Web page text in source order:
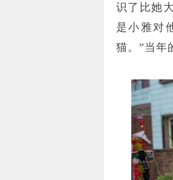
识了比她
是小雅对
猫。”当年